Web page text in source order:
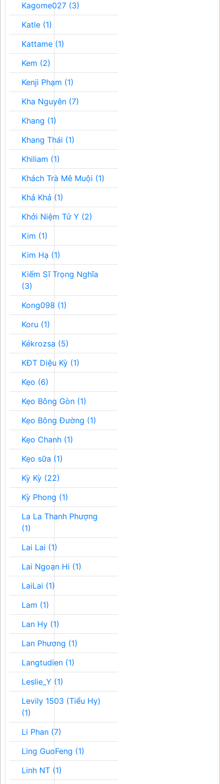
Kagome027 (3)
Katle (1)
Kattame (1)
Kem (2)
Kenji Phạm (1)
Kha Nguyên (7)
Khang (1)
Khang Thái (1)
Khiliam (1)
Khách Trà Mê Muội (1)
Khả Khả (1)
Khởi Niệm Tử Y (2)
Kim (1)
Kim Hạ (1)
Kiếm Sĩ Trọng Nghĩa
(3)
Kong098 (1)
Koru (1)
Kékrozsa (5)
KĐT Diệu Kỳ (1)
Kẹo (6)
Kẹo Bông Gòn (1)
Kẹo Bông Đường (1)
Kẹo Chanh (1)
Kẹo sữa (1)
Kỳ Kỳ (22)
Kỳ Phong (1)
La La Thanh Phượng
(1)
Lai Lai (1)
Lai Ngoạn Hi (1)
LaiLai (1)
Lam (1)
Lan Hy (1)
Lan Phương (1)
Langtudien (1)
Leslie_Y (1)
Levily 1503 (Tiểu Hy)
(1)
Li Phan (7)
Ling GuoFeng (1)
Linh NT (1)